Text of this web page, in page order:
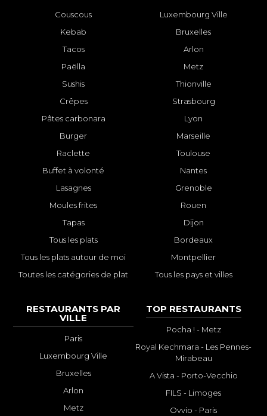
Couscous
Kebab
Tacos
Paëlla
Sushis
Crêpes
Pâtes carbonara
Burger
Raclette
Buffet à volonté
Lasagnes
Moules frites
Tapas
Tous les plats
Tous les plats autour de moi
Toutes les catégories de plat
Luxembourg Ville
Bruxelles
Arlon
Metz
Thionville
Strasbourg
Lyon
Marseille
Toulouse
Nantes
Grenoble
Rouen
Dijon
Bordeaux
Montpellier
Tous les pays et villes
RESTAURANTS PAR
VILLE
Paris
Luxembourg Ville
Bruxelles
Arlon
Metz
TOP RESTAURANTS
Pocha ! - Metz
Royal Kechmara - Les Pennes-
Mirabeau
A Vista - Porto-Vecchio
FILS - Limoges
Ovvio - Paris